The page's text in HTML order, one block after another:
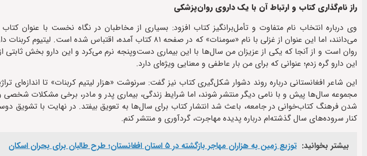
راز نام‌گذاری کتاب و ارتباط آن با یک داروی روان‌پزشکی
وی درباره انتخاب نام متفاوت و تأمل‌برانگیز کتاب افزود: بسیاری از مخاطبان در نگاه نخست با عنوان کتاب
می‌دانند، اما این عنوان از غزلی با نام «سومنات» که در صفحه ۸۱ کتاب آمده،
روان است و از آنجا که یکی از عزیزان من سال‌ها با این بیماری دست‌وپنجه نرم می‌کرد و این دارو بخش ثابتی از
این دارو گره زدم؛ عنوانی که برای من بار عاطفی و معنایی ویژه‌ای دارد.
این شاعر افغانستانی درباره روند دشوار شکل‌گیری کتاب نیز گفت: سرنوشت «هزار لیتیم کربنات» تا اندازه‌ای
مجموعه سال‌ها پیش و با نامی دیگر منتشر شوند، اما شرایط زندگی، بیماری پدر و مادر، برخی مشکلات
شدن فرهنگ کتاب‌خوانی در جامعه، باعث شد انتشار کتاب برای سال‌ها به تعویق بیفتد. در نهایت با تشویق
کنار سروده‌های سال گذشته‌ام درباره پدیده مهاجرت، گردآوری و منتشر کنم.
بیشتر بخوانید: توزیع زمین به هزاران مهاجر بازگشته در ۵ استان افغانستان؛ طرح طالبان برای بحران اسکان